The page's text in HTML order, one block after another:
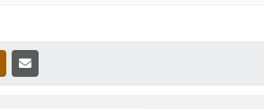
OUTRAS MÍDIAS